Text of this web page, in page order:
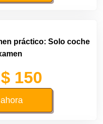
práctico: Solo coche
$ 150